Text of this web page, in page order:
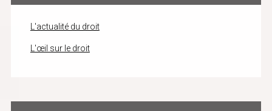
L'actualité du droit
L'œil sur le droit